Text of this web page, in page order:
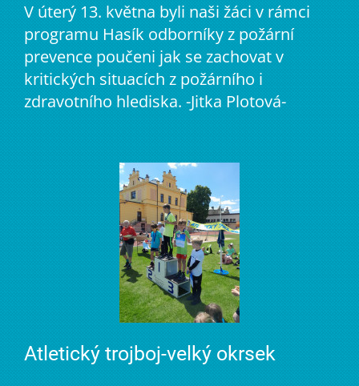
V úterý 13. května byli naši žáci v rámci
programu Hasík odborníky z požární
prevence poučeni jak se zachovat v
kritických situacích z požárního i
zdravotního hlediska. -Jitka Plotová-
Atletický trojboj-velký okrsek